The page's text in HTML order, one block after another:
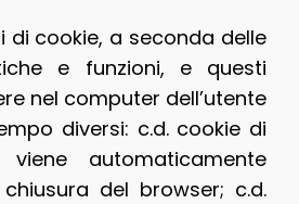
di cookie, a seconda delle
e funzioni, e questi
nel computer dell’utente
diversi: c.d. cookie di
automaticamente
del browser; c.d.